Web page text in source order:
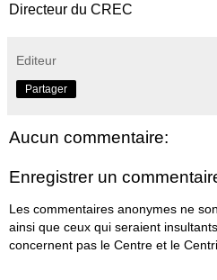
Directeur du CREC
Editeur
Partager
Aucun commentaire:
Enregistrer un
Les commentaires anonymes ne
ainsi que ceux qui seraient
concernent pas le Centre et le